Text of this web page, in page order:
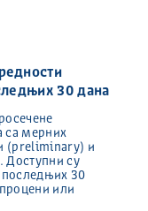
30 дана
са мерних
(preliminary) и
Доступни су
последњих 30
или